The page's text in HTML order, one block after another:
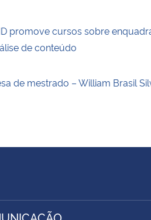
promove cursos sobre
de conteúdo
de mestrado – William Brasil